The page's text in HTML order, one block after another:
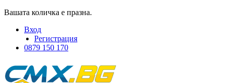
Вашата количка е празна.
Вход
Регистрация
0879 150 170